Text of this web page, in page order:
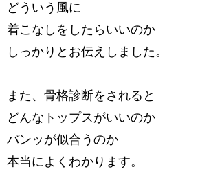
どういう風に
着こなしをしたらいいのか
しっかりとお伝えしました。
また、骨格診断をされると
どんなトップスがいいのか
バンッが似合うのか
本当によくわかります。